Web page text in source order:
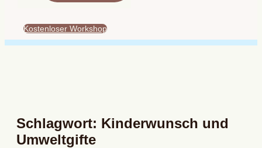
Kostenloser Workshop
Schlagwort: Kinderwunsch und
Umweltgifte